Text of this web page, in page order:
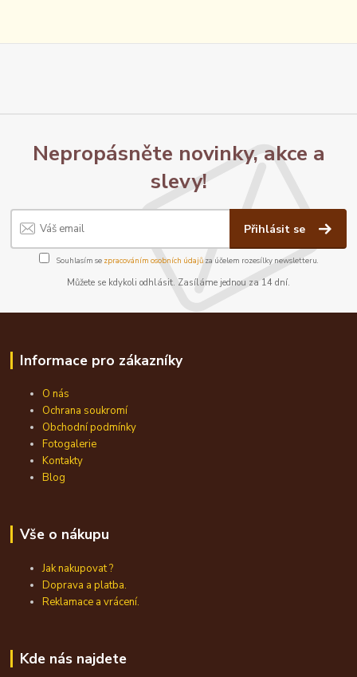
Nepropásněte novinky, akce a
slevy!
Přihlásit se
Souhlasím se zpracováním osobních údajůza účelem rozesílky newsletteru.
Můžete se kdykoli odhlásit. Zasíláme jednou za 14 dní.
Informace pro zákazníky
O nás
Ochrana soukromí
Obchodní podmínky
Fotogalerie
Kontakty
Blog
Vše o nákupu
Jak nakupovat ?
Doprava a platba.
Reklamace a vrácení.
Kde nás najdete